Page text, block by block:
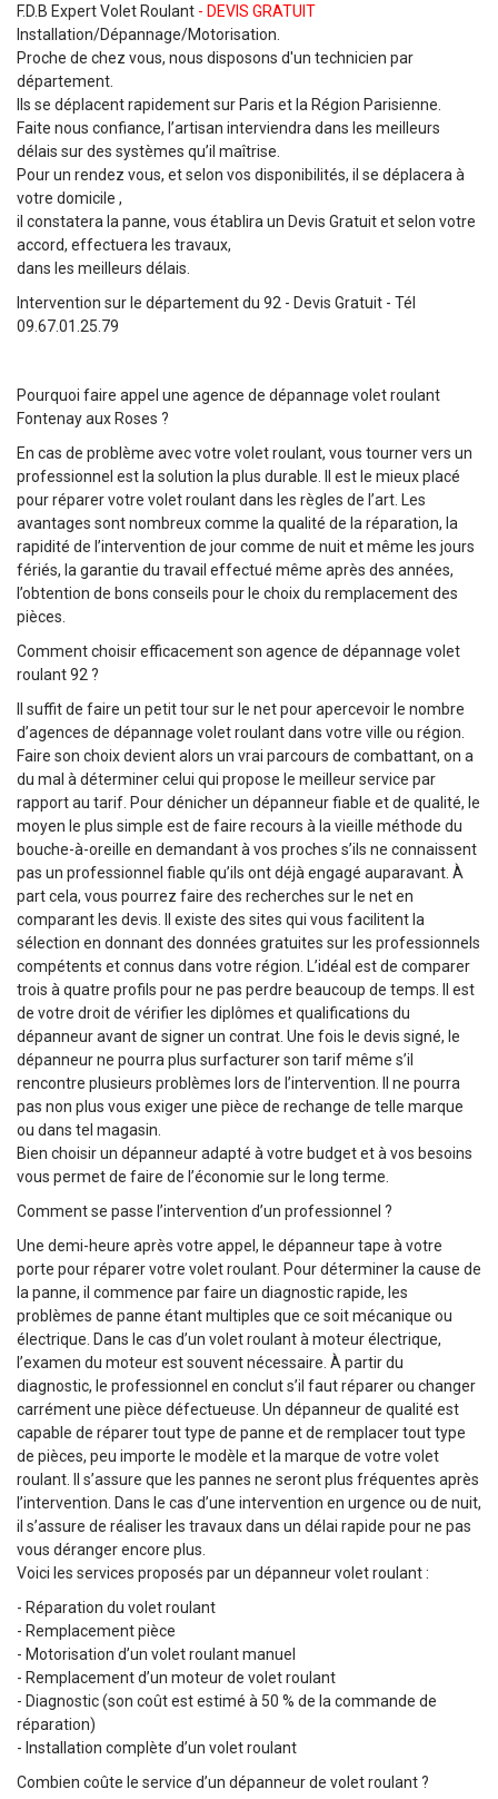
F.D.B Expert Volet Roulant - DEVIS GRATUIT
Installation/Dépannage/Motorisation.
Proche de chez vous, nous disposons d'un technicien par
département.
Ils se déplacent rapidement sur Paris et la Région Parisienne.
Faite nous confiance, l’artisan interviendra dans les meilleurs
délais sur des systèmes qu’il maîtrise.
Pour un rendez vous, et selon vos disponibilités, il se déplacera à
votre domicile ,
il constatera la panne, vous établira un Devis Gratuit et selon votre
accord, effectuera les travaux,
dans les meilleurs délais.
Intervention sur le département du 92 - Devis Gratuit - Tél
09.67.01.25.79
Pourquoi faire appel une agence de dépannage volet roulant
Fontenay aux Roses ?
En cas de problème avec votre volet roulant, vous tourner vers un
professionnel est la solution la plus durable. Il est le mieux placé
pour réparer votre volet roulant dans les règles de l’art. Les
avantages sont nombreux comme la qualité de la réparation, la
rapidité de l’intervention de jour comme de nuit et même les jours
fériés, la garantie du travail effectué même après des années,
l’obtention de bons conseils pour le choix du remplacement des
pièces.
Comment choisir efficacement son agence de dépannage volet
roulant 92 ?
Il suffit de faire un petit tour sur le net pour apercevoir le nombre
d’agences de dépannage volet roulant dans votre ville ou région.
Faire son choix devient alors un vrai parcours de combattant, on a
du mal à déterminer celui qui propose le meilleur service par
rapport au tarif. Pour dénicher un dépanneur fiable et de qualité, le
moyen le plus simple est de faire recours à la vieille méthode du
bouche-à-oreille en demandant à vos proches s’ils ne connaissent
pas un professionnel fiable qu’ils ont déjà engagé auparavant. À
part cela, vous pourrez faire des recherches sur le net en
comparant les devis. Il existe des sites qui vous facilitent la
sélection en donnant des données gratuites sur les professionnels
compétents et connus dans votre région. L’idéal est de comparer
trois à quatre profils pour ne pas perdre beaucoup de temps. Il est
de votre droit de vérifier les diplômes et qualifications du
dépanneur avant de signer un contrat. Une fois le devis signé, le
dépanneur ne pourra plus surfacturer son tarif même s’il
rencontre plusieurs problèmes lors de l’intervention. Il ne pourra
pas non plus vous exiger une pièce de rechange de telle marque
ou dans tel magasin.
Bien choisir un dépanneur adapté à votre budget et à vos besoins
vous permet de faire de l’économie sur le long terme.
Comment se passe l’intervention d’un professionnel ?
Une demi-heure après votre appel, le dépanneur tape à votre
porte pour réparer votre volet roulant. Pour déterminer la cause de
la panne, il commence par faire un diagnostic rapide, les
problèmes de panne étant multiples que ce soit mécanique ou
électrique. Dans le cas d’un volet roulant à moteur électrique,
l’examen du moteur est souvent nécessaire. À partir du
diagnostic, le professionnel en conclut s’il faut réparer ou changer
carrément une pièce défectueuse. Un dépanneur de qualité est
capable de réparer tout type de panne et de remplacer tout type
de pièces, peu importe le modèle et la marque de votre volet
roulant. Il s’assure que les pannes ne seront plus fréquentes après
l’intervention. Dans le cas d’une intervention en urgence ou de nuit,
il s’assure de réaliser les travaux dans un délai rapide pour ne pas
vous déranger encore plus.
Voici les services proposés par un dépanneur volet roulant :
- Réparation du volet roulant
- Remplacement pièce
- Motorisation d’un volet roulant manuel
- Remplacement d’un moteur de volet roulant
- Diagnostic (son coût est estimé à 50 % de la commande de
réparation)
- Installation complète d’un volet roulant
Combien coûte le service d’un dépanneur de volet roulant ?